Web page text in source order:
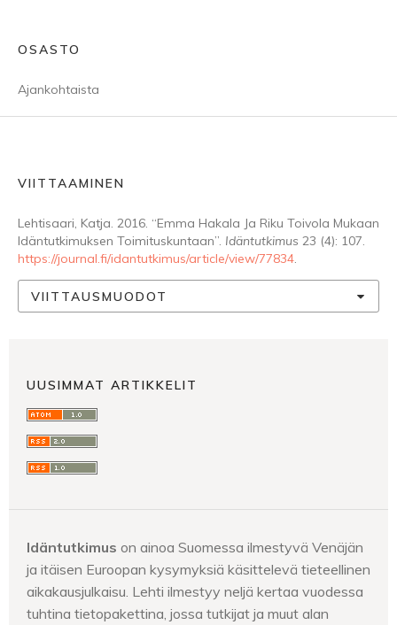
OSASTO
Ajankohtaista
VIITTAAMINEN
Lehtisaari, Katja. 2016. “Emma Hakala Ja Riku Toivola Mukaan
Idäntutkimuksen Toimituskuntaan”. Idäntutkimus 23 (4): 107.
https://journal.fi/idantutkimus/article/view/77834.
VIITTAUSMUODOT
UUSIMMAT ARTIKKELIT
Idäntutkimus on ainoa Suomessa ilmestyvä Venäjän
ja itäisen Euroopan kysymyksiä käsittelevä tieteellinen
aikakausjulkaisu. Lehti ilmestyy neljä kertaa vuodessa
tuhtina tietopakettina, jossa tutkijat ja muut alan